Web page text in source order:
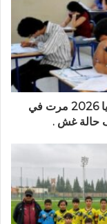
وزارة التربية الوطنية: امتحانات البكالوريا 2026 مرت في